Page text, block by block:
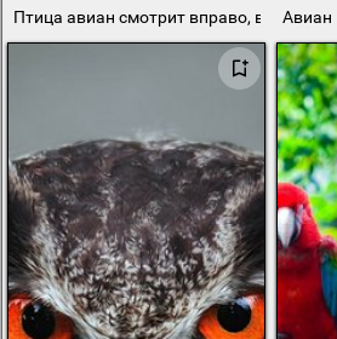
Птица авиан смотрит вправо, вид сбоку
Авиан